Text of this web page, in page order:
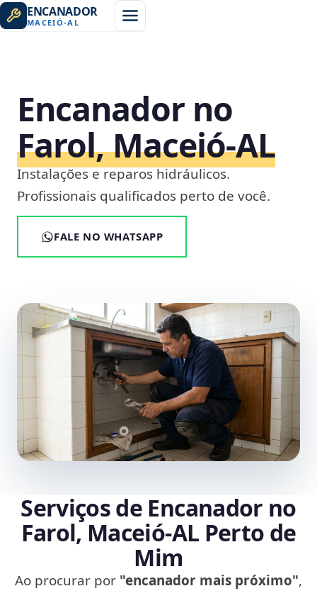
ENCANADOR
MACEIÓ-AL
Encanador no
Farol, Maceió‑AL
Instalações e reparos hidráulicos.
Profissionais qualificados perto de você.
FALE NO WHATSAPP
Serviços de Encanador no
Farol, Maceió‑AL Perto de
Mim
Ao procurar por "encanador mais próximo",